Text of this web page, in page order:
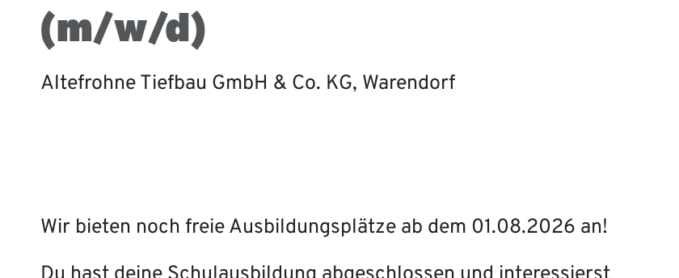
(m/w/d)
Altefrohne Tiefbau GmbH & Co. KG, Warendorf
Wir bieten noch freie Ausbildungsplätze ab dem 01.08.2026 an!